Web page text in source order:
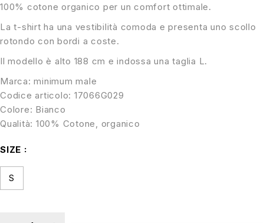
100% cotone organico per un comfort ottimale.
La t-shirt ha una vestibilità comoda e presenta uno scollo
rotondo con bordi a coste.
Il modello è alto 188 cm e indossa una taglia L.
Marca: minimum male
Codice articolo: 17066G029
Colore: Bianco
Qualità: 100% Cotone, organico
SIZE
S